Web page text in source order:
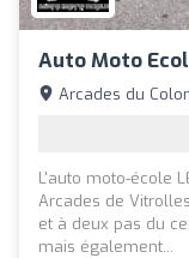
Auto Moto
Arcades du
L'auto moto-école
Arcades de
et à deux pas du
mais également...